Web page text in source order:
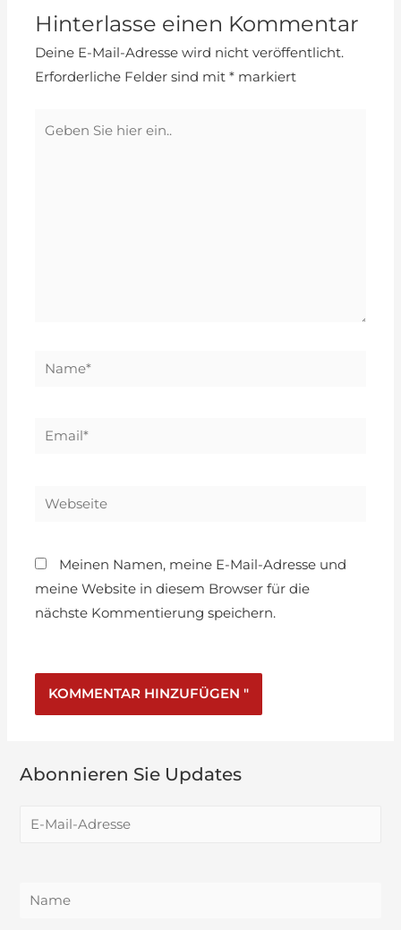
Hinterlasse einen Kommentar
Deine E-Mail-Adresse wird nicht veröffentlicht.
Erforderliche Felder sind mit* markiert
Meinen Namen, meine E-Mail-Adresse und
meine Website in diesem Browser für die
nächste Kommentierung speichern.
Abonnieren Sie Updates